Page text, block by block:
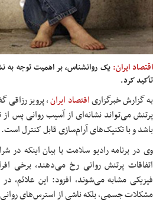
اقتصاد ایران: یک روانشناس، بر اهمیت توجه
تأکید کرد.
به گزارش خبرگزاریاقتصاد ایران،پرویز
پرتنش می‌تواند نشانه‌ای از آسیب روانی پس
باشد و با تکنیک‌های آرام‌سازی قابل کنترل است.
وی در برنامه رادیو سلامت با بیان اینکه
اتفاقات پرتنش روانی رخ می‌دهند، برخی
فیزیکی مشابه می‌شوند، افزود: این علائم،
مشکلات جسمی، بلکه ناشی از استرس‌های